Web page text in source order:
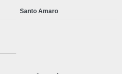
Santo Amaro